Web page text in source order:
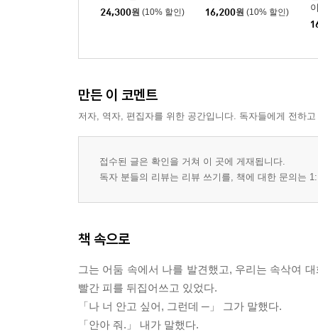
24,300원 (10% 할인) 16,200원 (10% 할인)
만든 이 코멘트
저자, 역자, 편집자를 위한 공간입니다. 독자들에게 전하
접수된 글은 확인을 거쳐 이 곳에 게재됩니다.
독자 분들의 리뷰는 리뷰 쓰기를, 책에 대한 문의는
책 속으로
그는 어둠 속에서 나를 발견했고, 우리는 속삭여
빨간 피를 뒤집어쓰고 있었다.
「나 너 안고 싶어, 그런데 ─」 그가 말했다.
「안아 줘.」 내가 말했다.